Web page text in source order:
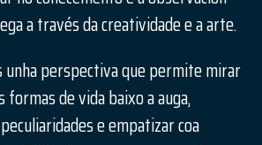
a través da creatividade e a arte.
unha perspectiva que permite mirar
de vida baixo a auga,
e empatizar coa